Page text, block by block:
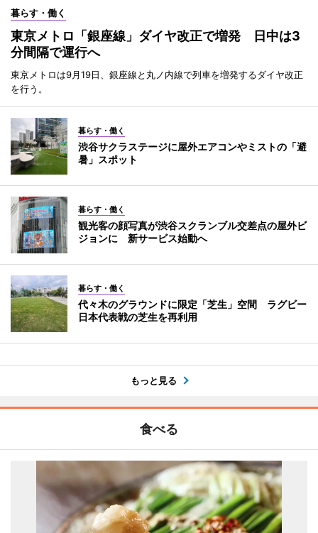
暮らす・働く
東京メトロ「銀座線」ダイヤ改正で増発 日中は3
分間隔で運行へ
東京メトロは9月19日、銀座線と丸ノ内線で列車を増発するダイヤ改正
を行う。
暮らす・働く
渋谷サクラステージに屋外エアコンやミストの「避
暑」スポット
暮らす・働く
観光客の顔写真が渋谷スクランブル交差点の屋外ビ
ジョンに 新サービス始動へ
暮らす・働く
代々木のグラウンドに限定「芝生」空間 ラグビー
日本代表戦の芝生を再利用
もっと見る
食べる